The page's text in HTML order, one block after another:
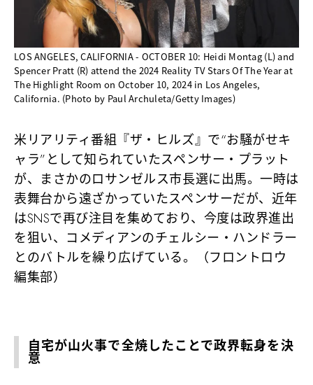
LOS ANGELES, CALIFORNIA - OCTOBER 10: Heidi Montag (L) and
Spencer Pratt (R) attend the 2024 Reality TV Stars Of The Year at
The Highlight Room on October 10, 2024 in Los Angeles,
California. (Photo by Paul Archuleta/Getty Images)
米リアリティ番組『ザ・ヒルズ』で“お騒がせキ
ャラ”として知られていたスペンサー・プラット
が、まさかのロサンゼルス市長選に出馬。一時は
表舞台から遠ざかっていたスペンサーだが、近年
はSNSで再び注目を集めており、今度は政界進出
を狙い、コメディアンのチェルシー・ハンドラー
とのバトルを繰り広げている。（フロントロウ
編集部）
自宅が山火事で全焼したことで政界転身を決
意